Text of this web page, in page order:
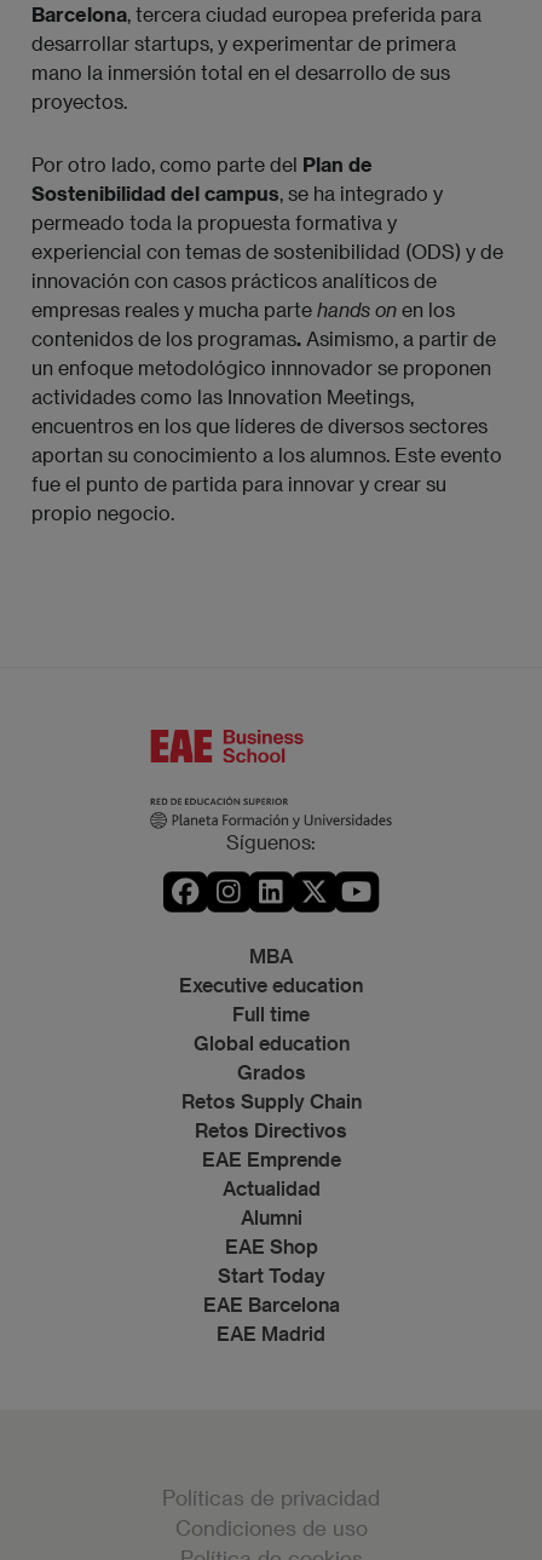
Barcelona, tercera ciudad europea preferida para
desarrollar startups, y experimentar de primera
mano la inmersión total en el desarrollo de sus
proyectos.
Por otro lado, como parte del Plan de
Sostenibilidad del campus, se ha integrado y
permeado toda la propuesta formativa y
experiencial con temas de sostenibilidad (ODS) y de
innovación con casos prácticos analíticos de
empresas reales y mucha parte hands on en los
contenidos de los programas. Asimismo, a partir de
un enfoque metodológico innnovador se proponen
actividades como las Innovation Meetings,
encuentros en los que líderes de diversos sectores
aportan su conocimiento a los alumnos. Este evento
fue el punto de partida para innovar y crear su
propio negocio.
Síguenos:
MBA
Executive education
Full time
Global education
Grados
Retos Supply Chain
Retos Directivos
EAE Emprende
Actualidad
Alumni
EAE Shop
Start Today
EAE Barcelona
EAE Madrid
Políticas de privacidad
Condiciones de uso